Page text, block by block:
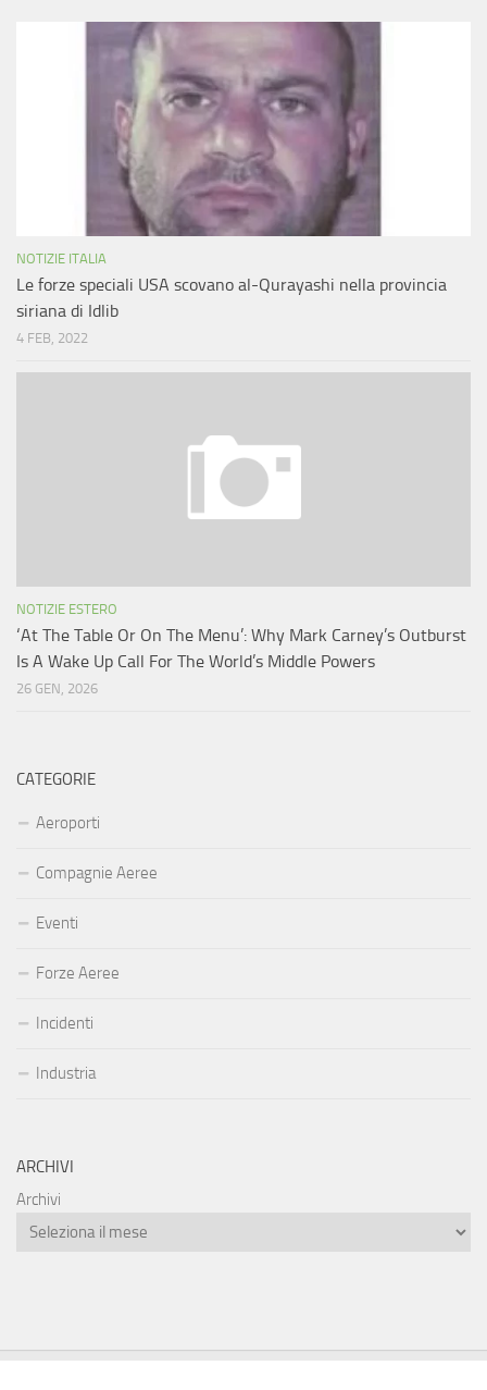
NOTIZIE ITALIA
Le forze speciali USA scovano al-Qurayashi nella provincia
siriana di Idlib
4 FEB, 2022
NOTIZIE ESTERO
‘At The Table Or On The Menu’: Why Mark Carney’s Outburst
Is A Wake Up Call For The World’s Middle Powers
26 GEN, 2026
CATEGORIE
Aeroporti
Compagnie Aeree
Eventi
Forze Aeree
Incidenti
Industria
ARCHIVI
Archivi